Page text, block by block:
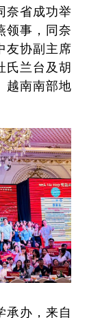
奈省成功举
领事，同奈
友协副主席
氏兰台及胡
越南南部地
承办，来自